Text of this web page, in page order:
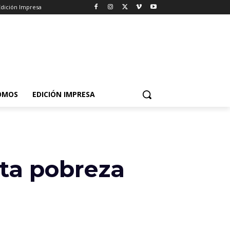
Impresa
EDICIÓN IMPRESA
pobreza